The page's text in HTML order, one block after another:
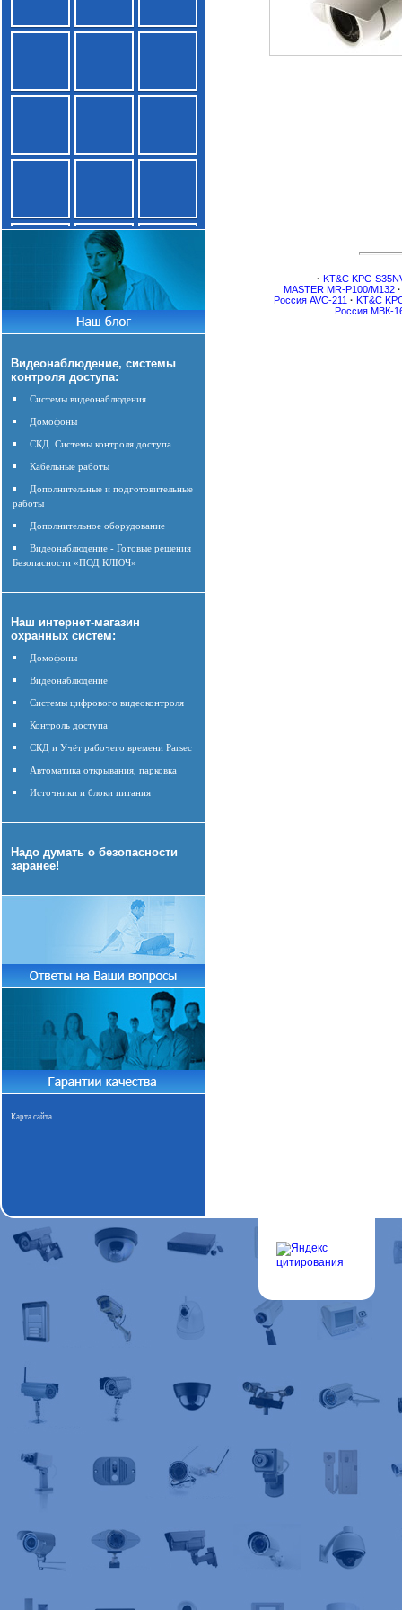
Видеонаблюдение, системы
контроля доступа:
Системы видеонаблюдения
Домофоны
СКД. Системы контроля доступа
Кабельные работы
Дополнительные и подготовительные
работы
Дополнительное оборудование
Видеонаблюдение - Готовые решения
Безопасности «ПОД КЛЮЧ»
Наш интернет-магазин
охранных систем:
Домофоны
Видеонаблюдение
Системы цифрового видеоконтроля
Контроль доступа
СКД и Учёт рабочего времени Parsec
Автоматика открывания, парковка
Источники и блоки питания
Надо думать о безопасности
заранее!
Карта сайта
· KT&C KPC-
MASTER MR-P100/M132 ·
Россия AVC-211 · KT&C
Россия МВК-